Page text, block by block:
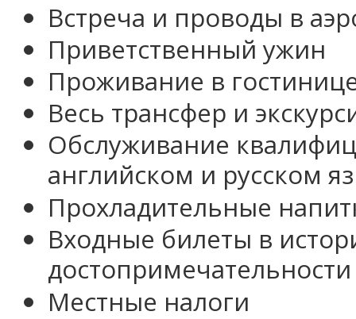
Встреча и проводы в
Приветственный ужин
Проживание в
Весь трансфер и
Обслуживание
английском и русском
Прохладительные
Входные билеты в
достопримечательности
Местные налоги